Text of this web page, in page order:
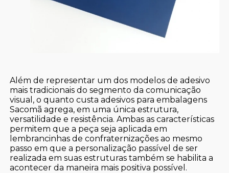
Além de representar um dos modelos de adesivo
mais tradicionais do segmento da comunicação
visual, o quanto custa adesivos para embalagens
Sacomã agrega, em uma única estrutura,
versatilidade e resistência. Ambas as características
permitem que a peça seja aplicada em
lembrancinhas de confraternizações ao mesmo
passo em que a personalização passível de ser
realizada em suas estruturas também se habilita a
acontecer da maneira mais positiva possível.